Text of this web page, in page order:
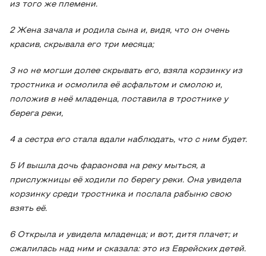
из того же племени.
2 Жена зачала и родила сына и, видя, что он очень
красив, скрывала его три месяца;
3 но не могши долее скрывать его, взяла корзинку из
тростника и осмолила её асфальтом и смолою и,
положив в неё младенца, поставила в тростнике у
берега реки,
4 а сестра его стала вдали наблюдать, что с ним будет.
5 И вышла дочь фараонова на реку мыться, а
прислужницы её ходили по берегу реки. Она увидела
корзинку среди тростника и послала рабыню свою
взять её.
6 Открыла и увидела младенца; и вот, дитя плачет; и
сжалилась над ним и сказала: это из Еврейских детей.